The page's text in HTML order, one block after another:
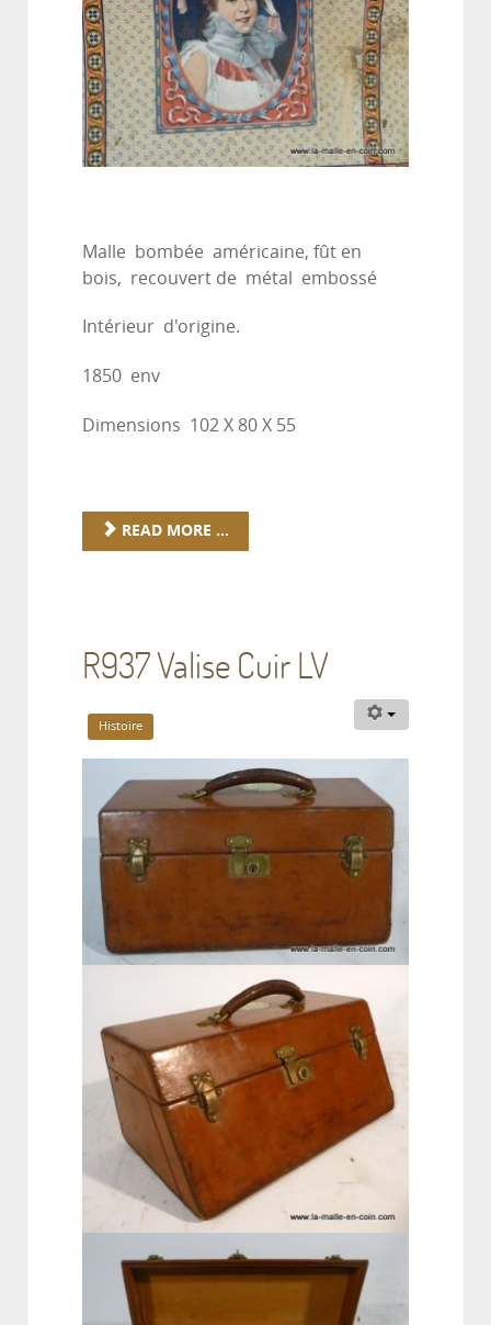
Malle bombée américaine, fût en
bois, recouvert de métal embossé
Intérieur d'origine.
1850 env
Dimensions 102 X 80 X 55
READ MORE ...
R937 Valise Cuir LV
Histoire